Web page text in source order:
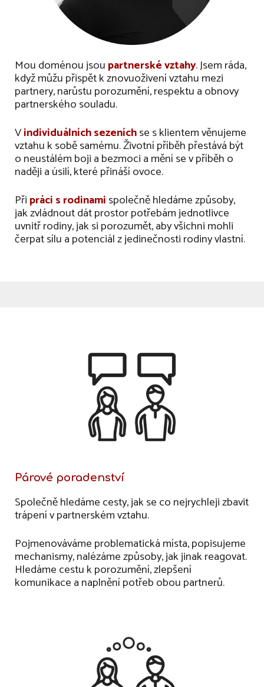
Mou doménou jsoupartnerské vztahy. Jsem ráda,
když můžu přispět k znovuoživení vztahu mezi
partnery, narůstuporozumění, respektu a obnovy
partnerského souladu.
Vindividuálních sezeníchse s klientem věnujeme
vztahu k sobě samému.Životní příběh přestává být
o neustálém boji a bezmoci a mění se v příběh o
naději a úsilí, které přináší ovoce.
Připráci s rodinamispolečně hledáme způsoby,
jak zvládnout dát prostor potřebám jednotlivce
uvnitř rodiny, jak si porozumět, aby všichni mohli
čerpat sílu a potenciál z jedinečnosti rodiny vlastní.
Párové poradenství
Společně hledáme cesty, jak se co nejrychleji zbavit
trápení v partnerském vztahu.
Pojmenováváme problematická místa, popisujeme
mechanismy, nalézáme způsoby, jak jinak reagovat.
Hledáme cestu k porozumění, zlepšení
komunikace a naplnění potřeb obou partnerů.